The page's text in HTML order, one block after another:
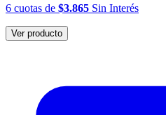
6 cuotas de $3.865 Sin Interés
Ver producto